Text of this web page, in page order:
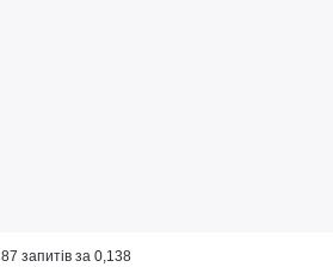
87 запитів за 0,138